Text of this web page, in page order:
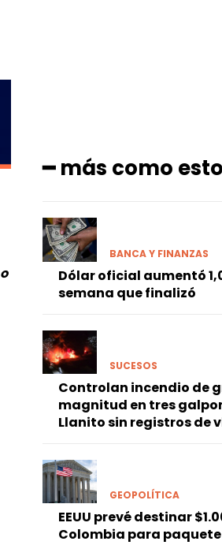
━ más como esto
BANCA Y FINANZAS
Dólar oficial aumentó
semana que finalizó
SUCESOS
Controlan incendio de
magnitud en tres
Llanito sin registros de
GEOPOLÍTICA
EEUU prevé destinar
Colombia para